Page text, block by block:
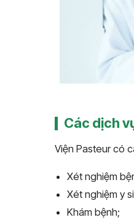
Các dịch
Viện Pasteur có
Xét nghiệm
Xét nghiệm y
Khám bệnh;